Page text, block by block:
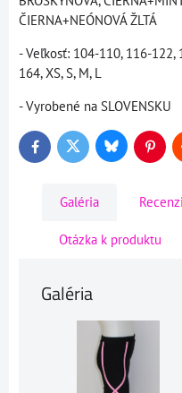
ČIERNA+NEÓNOVÁ ŽLTÁ
- Veľkosť: 104-110, 116-
164, XS, S, M, L
- Vyrobené na SLOVENSKU
FacebookTwitter Bluesky
Galéria
Otázka k produktu
Galéria